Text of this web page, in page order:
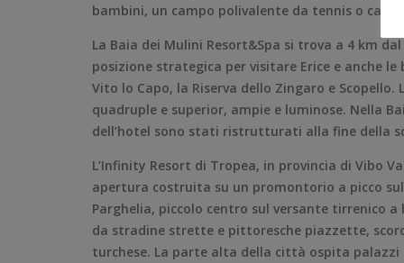
bambini, un campo polivalente da tennis o
La Baia dei Mulini Resort&Spa si trova a 4 km
posizione strategica per visitare Erice e anche le
Vito lo Capo, la Riserva dello Zingaro e
quadruple e superior, ampie e luminose. Nella
dell’hotel sono stati ristrutturati alla fine della
L’Infinity Resort di Tropea, in provincia di Vibo
apertura costruita su un promontorio a picco
Parghelia, piccolo centro sul versante tirrenico
da stradine strette e pittoresche piazzette,
turchese. La parte alta della città ospita